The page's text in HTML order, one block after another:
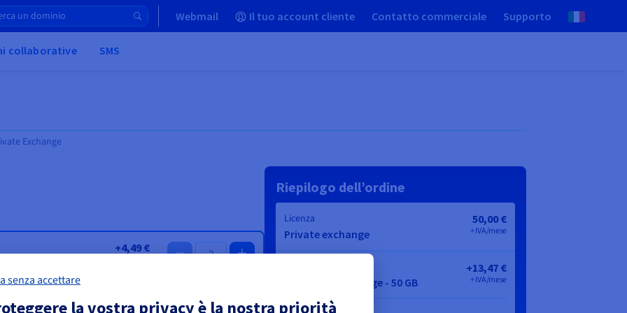
Webmail Il tuo account cliente Contatto commerciale Supporto
collaborative SMS
Exchange
senza accettare
la vostra privacy è la nostra priorità